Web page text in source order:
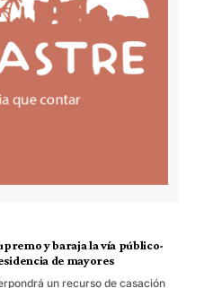
y baraja la vía público-
de mayores
un recurso de casación